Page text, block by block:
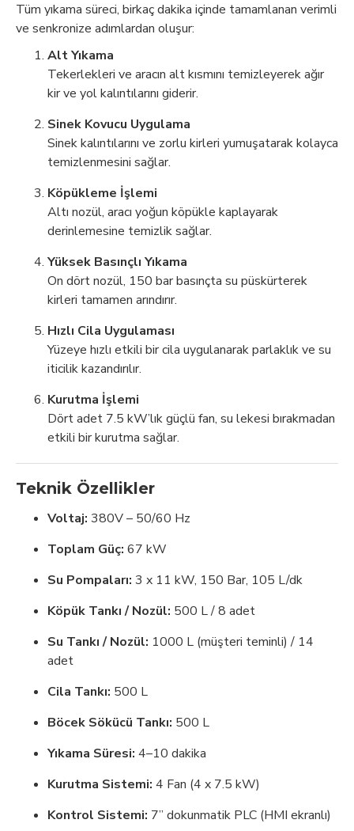
Tüm yıkama süreci, birkaç dakika içinde tamamlanan verimli
ve senkronize adımlardan oluşur:
Alt Yıkama
Tekerlekleri ve aracın alt kısmını temizleyerek ağır
kir ve yol kalıntılarını giderir.
Sinek Kovucu Uygulama
Sinek kalıntılarını ve zorlu kirleri yumuşatarak kolayca
temizlenmesini sağlar.
Köpükleme İşlemi
Altı nozül, aracı yoğun köpükle kaplayarak
derinlemesine temizlik sağlar.
Yüksek Basınçlı Yıkama
On dört nozül, 150 bar basınçta su püskürterek
kirleri tamamen arındırır.
Hızlı Cila Uygulaması
Yüzeye hızlı etkili bir cila uygulanarak parlaklık ve su
iticilik kazandırılır.
Kurutma İşlemi
Dört adet 7.5 kW’lık güçlü fan, su lekesi bırakmadan
etkili bir kurutma sağlar.
Teknik Özellikler
Voltaj: 380V – 50/60 Hz
Toplam Güç: 67 kW
Su Pompaları: 3 x 11 kW, 150 Bar, 105 L/dk
Köpük Tankı / Nozül: 500 L / 8 adet
Su Tankı / Nozül: 1000 L (müşteri teminli) / 14
adet
Cila Tankı: 500 L
Böcek Sökücü Tankı: 500 L
Yıkama Süresi: 4–10 dakika
Kurutma Sistemi: 4 Fan (4 x 7.5 kW)
Kontrol Sistemi: 7” dokunmatik PLC (HMI ekranlı)